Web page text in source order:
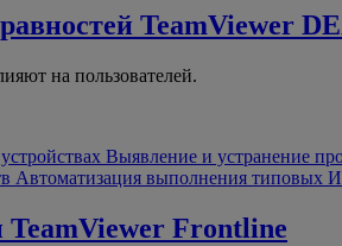
TeamViewer
на пользователей.
Выявление и устранение
Автоматизация выполнения типовых
TeamViewer Frontline